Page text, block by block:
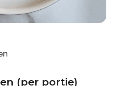
(per portie)